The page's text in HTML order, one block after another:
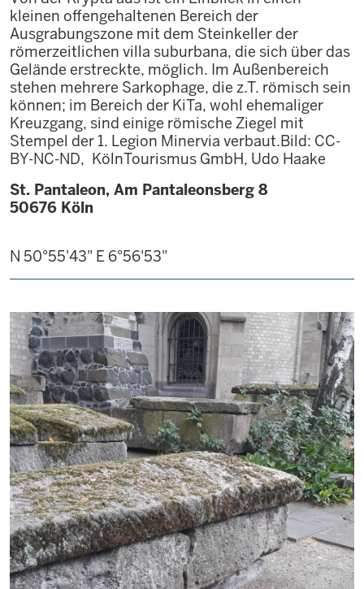
kleinen offengehaltenen Bereich der
Ausgrabungszone mit dem Steinkeller der
römerzeitlichen villa suburbana, die sich über das
Gelände erstreckte, möglich. Im Außenbereich
stehen mehrere Sarkophage, die z.T. römisch sein
können; im Bereich der KiTa, wohl ehemaliger
Kreuzgang, sind einige römische Ziegel mit
Stempel der 1. Legion Minervia verbaut.Bild: CC-
BY-NC-ND, KölnTourismus GmbH, Udo Haake
St. Pantaleon, Am Pantaleonsberg 8
50676 Köln
N 50°55'43" E 6°56'53"